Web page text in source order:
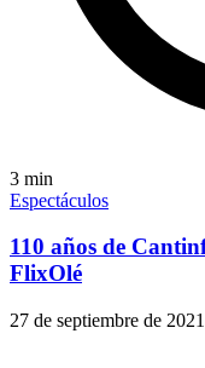
3 min
Espectáculos
110 años de
FlixOlé
27 de septiembre de 2021